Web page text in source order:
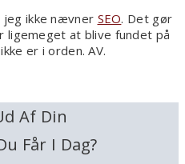
jeg ikke nævner SEO. Det gør
at blive fundet på
er i orden. AV.
Af Din
Får I Dag?